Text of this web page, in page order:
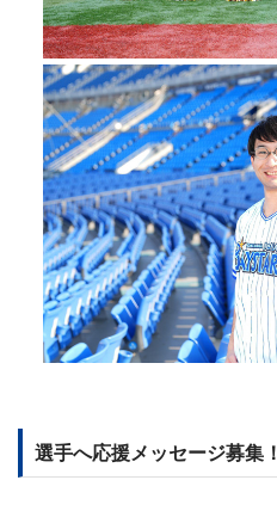
選手へ応援メッセージ募集！